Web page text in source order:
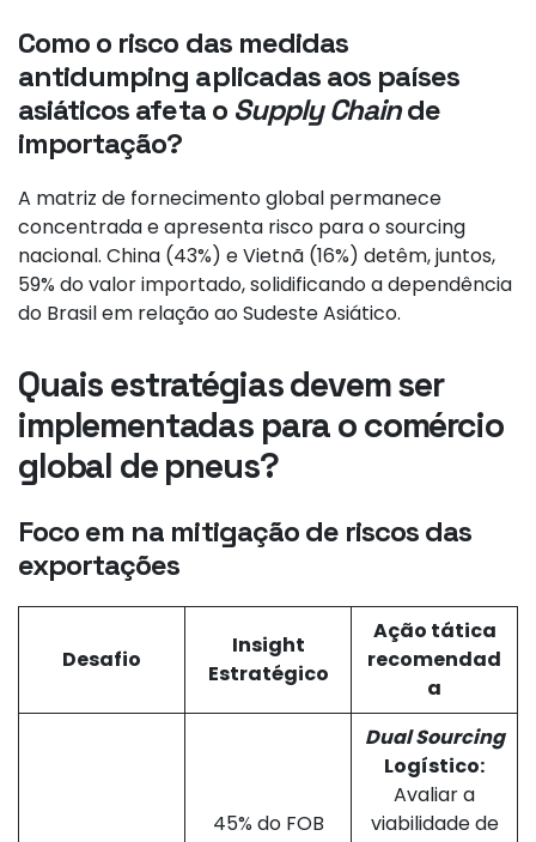
Como o risco das medidas
antidumping aplicadas aos países
asiáticos afeta o Supply Chainde
importação?
A matriz de fornecimento global permanece
concentrada e apresenta risco para o sourcing
nacional. China (43%) e Vietnã (16%) detêm, juntos,
59% do valor importado, solidificando a dependência
do Brasil em relação ao Sudeste Asiático.
Quais estratégias devem ser
implementadas para o comércio
global de pneus?
Foco em na mitigação de riscos das
exportações
Desafio
Insight
Estratégico
Ação tática
recomendad
a
45% do FOB
Dual Sourcing
Logístico:
Avaliar a
viabilidade de